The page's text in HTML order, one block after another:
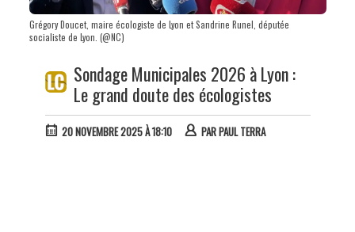
Grégory Doucet, maire écologiste de Lyon et Sandrine Runel, députée
socialiste de Lyon. (@NC)
Sondage Municipales 2026 à Lyon :
Le grand doute des écologistes
20 NOVEMBRE 2025 À 18:10 PARPAUL TERRA